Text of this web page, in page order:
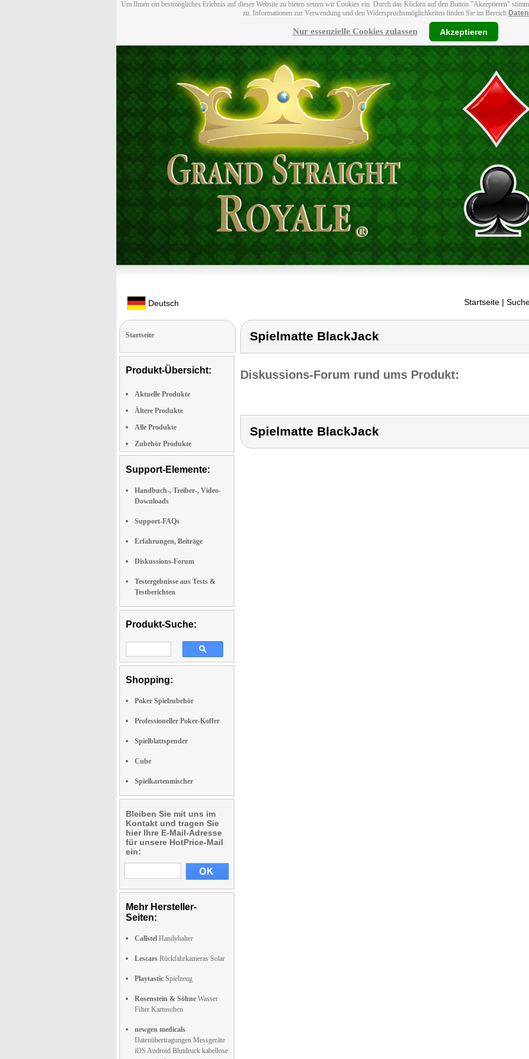
Um Ihnen ein bestmögliches Erlebnis auf dieser Website zu bieten setzen wir Cookies ein. Durch das Klicken auf den Button "Akzeptieren"
zu. Informationen zur Verwendung und den Widerspruchsmöglichkeiten finden Sie im Bereich
Nur essenzielle Cookies zulassen Akzeptieren
Deutsch Startseite |
Startseite
Produkt-Übersicht:
Aktuelle Produkte
Ältere Produkte
Alle Produkte
Zubehör Produkte
Support-Elemente:
Handbuch-, Treiber-, Video-
Downloads
Support-FAQs
Erfahrungen, Beiträge
Diskussions-Forum
Testergebnisse aus Tests &
Testberichten
Produkt-Suche:
Shopping:
Poker Spielzubehör
Professioneller Poker-Koffer
Spielblattspender
Cube
Spielkartenmischer
Bleiben Sie mit uns im
Kontakt und tragen Sie
hier Ihre E-Mail-Adresse
für unsere HotPrice-Mail
ein:
Mehr Hersteller-
Seiten:
Callstel Handyhalter
Lescars Rückfahrkameras Solar
Playtastic Spielzeug
Rosenstein & Söhne Wasser
Filter Kartuschen
newgen medicals
Datenübertragungen Messgeräte
iOS Android Blutdruck kabellose
Spielmatte BlackJack
Diskussions-Forum rund ums Produkt:
Spielmatte BlackJack